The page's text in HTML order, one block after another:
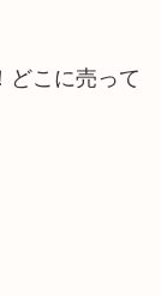
どこに売って